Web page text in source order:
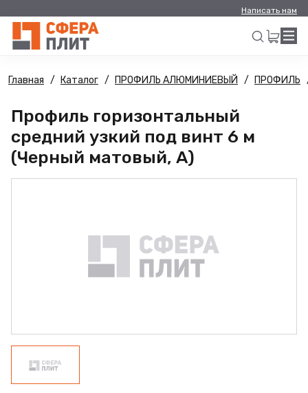
Написать нам
Искать
Главная Каталог ПРОФИЛЬ АЛЮМИНИЕВЫЙ ПРОФИЛЬ
Профиль горизонтальный
средний узкий под винт 6 м
(Черный матовый, А)